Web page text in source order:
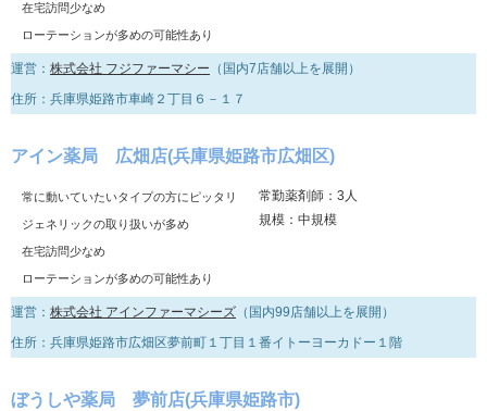
在宅訪問少なめ
ローテーションが多めの可能性あり
運営： 株式会社 フジファーマシー （国内7店舗以上を展開）
住所：兵庫県姫路市車崎２丁目６－１７
アイン薬局 広畑店(兵庫県姫路市広畑区)
常に動いていたいタイプの方にピッタリ
ジェネリックの取り扱いが多め
在宅訪問少なめ
ローテーションが多めの可能性あり
常勤薬剤師：3人
規模：中規模
運営： 株式会社 アインファーマシーズ （国内99店舗以上を展開）
住所：兵庫県姫路市広畑区夢前町１丁目１番イトーヨーカドー１階
ぼうしや薬局 夢前店(兵庫県姫路市)